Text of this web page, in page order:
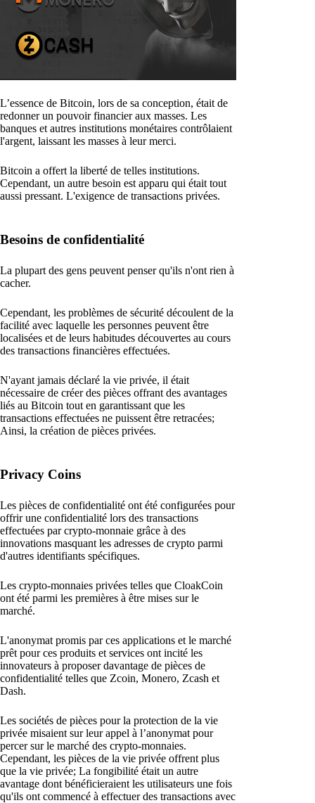
L’essence de Bitcoin, lors de sa conception, était de
redonner un pouvoir financier aux masses. Les
banques et autres institutions monétaires contrôlaient
l'argent, laissant les masses à leur merci.
Bitcoin a offert la liberté de telles institutions.
Cependant, un autre besoin est apparu qui était tout
aussi pressant. L'exigence de transactions privées.
Besoins de confidentialité
La plupart des gens peuvent penser qu'ils n'ont rien à
cacher.
Cependant, les problèmes de sécurité découlent de la
facilité avec laquelle les personnes peuvent être
localisées et de leurs habitudes découvertes au cours
des transactions financières effectuées.
N'ayant jamais déclaré la vie privée, il était
nécessaire de créer des pièces offrant des avantages
liés au Bitcoin tout en garantissant que les
transactions effectuées ne puissent être retracées;
Ainsi, la création de pièces privées.
Privacy Coins
Les pièces de confidentialité ont été configurées pour
offrir une confidentialité lors des transactions
effectuées par crypto-monnaie grâce à des
innovations masquant les adresses de crypto parmi
d'autres identifiants spécifiques.
Les crypto-monnaies privées telles que CloakCoin
ont été parmi les premières à être mises sur le
marché.
L'anonymat promis par ces applications et le marché
prêt pour ces produits et services ont incité les
innovateurs à proposer davantage de pièces de
confidentialité telles que Zcoin, Monero, Zcash et
Dash.
Les sociétés de pièces pour la protection de la vie
privée misaient sur leur appel à l’anonymat pour
percer sur le marché des crypto-monnaies.
Cependant, les pièces de la vie privée offrent plus
que la vie privée; La fongibilité était un autre
avantage dont bénéficieraient les utilisateurs une fois
qu'ils ont commencé à effectuer des transactions avec